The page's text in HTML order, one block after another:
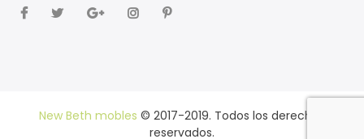
New Beth mobles © 2017-2019. Todos los derechos
reservados.